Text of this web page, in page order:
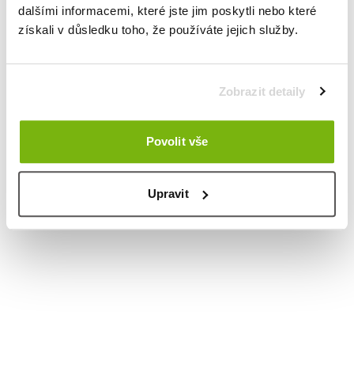
dalšími informacemi, které jste jim poskytli nebo které
získali v důsledku toho, že používáte jejich služby.
Zobrazit detaily
Povolit vše
Upravit